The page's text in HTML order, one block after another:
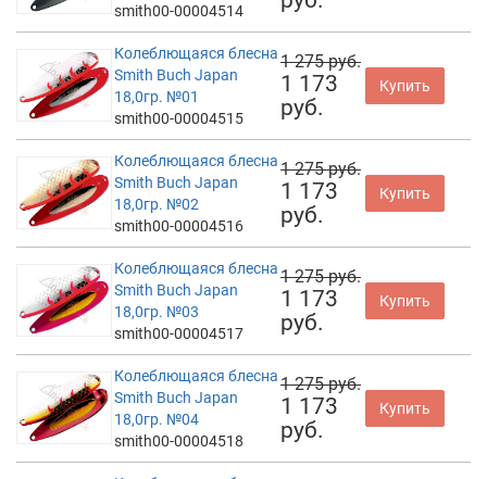
smith00-00004514
Колеблющаяся блесна
Smith Buch Japan
18,0гр. №01
smith00-00004515
1 275 руб.
1 173
руб.
Купить
Колеблющаяся блесна
Smith Buch Japan
18,0гр. №02
smith00-00004516
1 275 руб.
1 173
руб.
Купить
Колеблющаяся блесна
Smith Buch Japan
18,0гр. №03
smith00-00004517
1 275 руб.
1 173
руб.
Купить
Колеблющаяся блесна
Smith Buch Japan
18,0гр. №04
smith00-00004518
1 275 руб.
1 173
руб.
Купить